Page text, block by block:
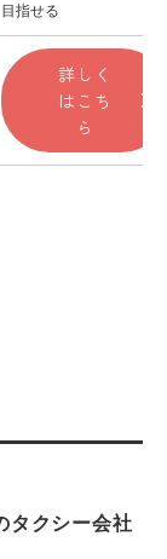
目指せる
詳しく
はこち
ら
タクシー会社